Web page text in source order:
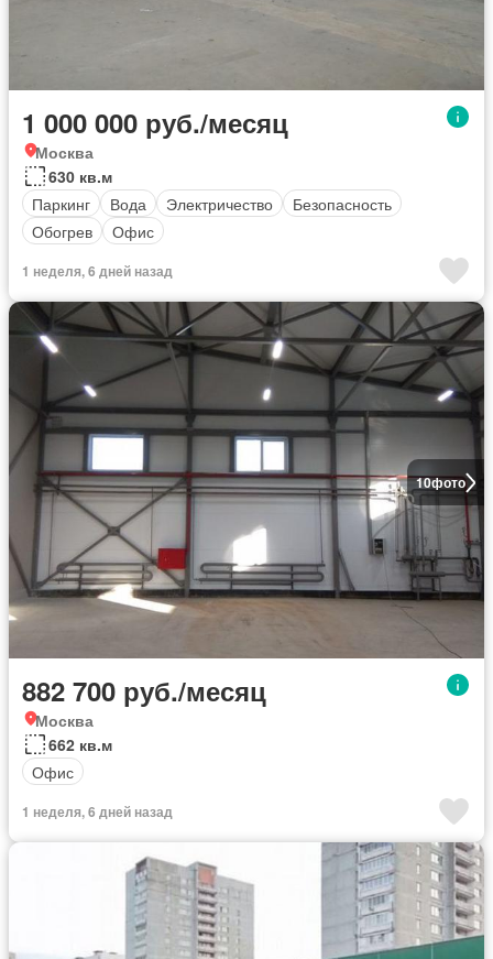
1 000 000 руб./месяц
Москва
630 кв.м
Паркинг
Вода Электричество
Безопасность
Обогрев
Офис
1 неделя, 6 дней назад
10фото
882 700 руб./месяц
Москва
662 кв.м
Офис
1 неделя, 6 дней назад